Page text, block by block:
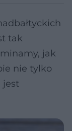
tak
jak
nie tylko
jest